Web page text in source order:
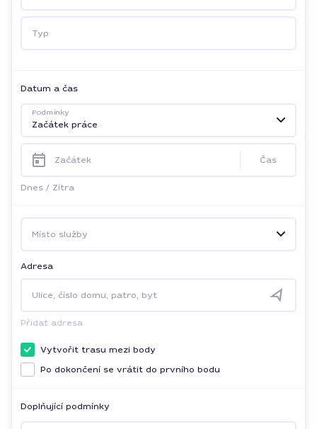
Typ
Datum a čas
Podmínky
Začátek práce
Začátek Čas
Dnes / Zítra
Místo služby
Adresa
Ulice, číslo domu, patro, byt
Přidat adresa
Vytvořit trasu mezi body
Po dokončení se vrátit do prvního bodu
Doplňující podmínky